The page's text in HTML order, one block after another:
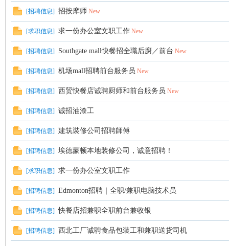
[招聘信息] 招按摩师 New
[求职信息] 求一份办公室文职工作 New
[招聘信息] Southgate mall快餐招全職后廚／前台 New
[招聘信息] 机场mall招聘前台服务员 New
[招聘信息] 西贸快餐店诚聘厨师和前台服务员 New
[招聘信息] 诚招油漆工
[招聘信息] 建筑裝修公司招聘師傅
[招聘信息] 埃德蒙顿本地装修公司，诚意招聘！
[求职信息] 求一份办公室文职工作
[招聘信息] Edmonton招聘｜全职/兼职电脑技术员
[招聘信息] 快餐店招兼职全职前台兼收银
[招聘信息] 西北工厂诚聘食品包装工和兼职送货司机